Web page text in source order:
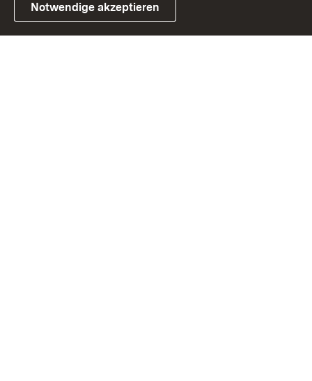
Link zum Landesportal
Notwendige akzeptieren